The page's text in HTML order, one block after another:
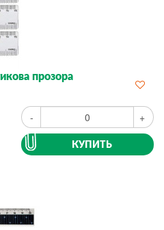
прозора
- +
КУПИТЬ